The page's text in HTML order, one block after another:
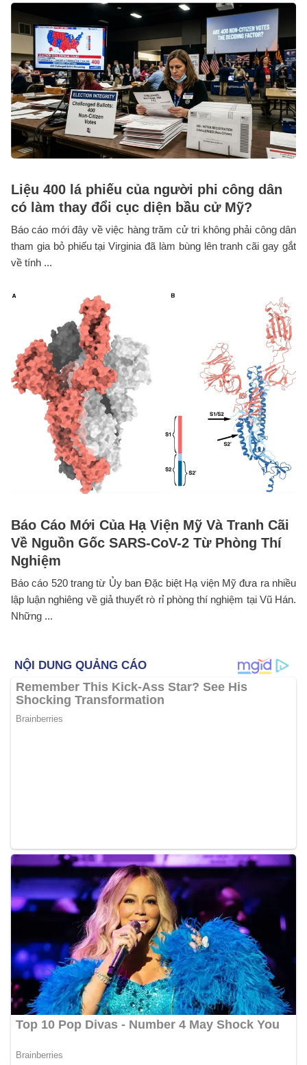
Liệu 400 lá phiếu của người phi công dân
có làm thay đổi cục diện bầu cử Mỹ?
Báo cáo mới đây về việc hàng trăm cử tri không phải công dân
tham gia bỏ phiếu tại Virginia đã làm bùng lên tranh cãi gay gắt
về tính ...
Báo Cáo Mới Của Hạ Viện Mỹ Và Tranh Cãi
Về Nguồn Gốc SARS-CoV-2 Từ Phòng Thí
Nghiệm
Báo cáo 520 trang từ Ủy ban Đặc biệt Hạ viện Mỹ đưa ra nhiều
lập luận nghiêng về giả thuyết rò rỉ phòng thí nghiệm tại Vũ Hán.
Những ...